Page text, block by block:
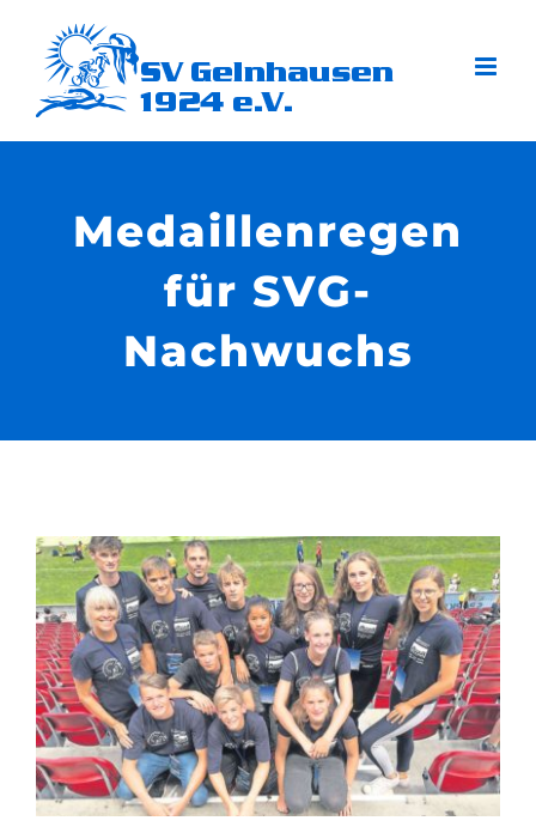
Inhalt
springen
Medaillenregen
für SVG-
Nachwuchs
Zeige
grösseres
Bild